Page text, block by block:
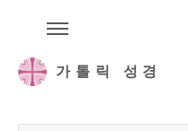
가톨릭 성경